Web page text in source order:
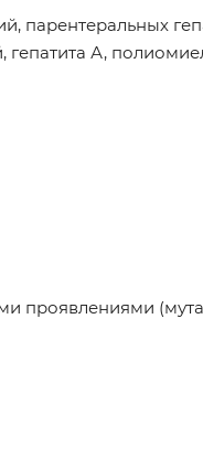
парентеральных
А,
проявлениями